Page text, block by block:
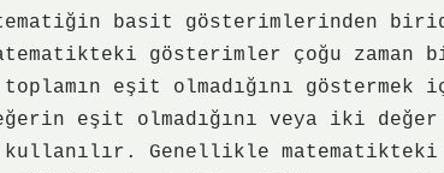
basit gösterimlerinden
gösterimler çoğu zaman
eşit olmadığını
eşit olmadığını veya iki
kullanılır. Genellikle